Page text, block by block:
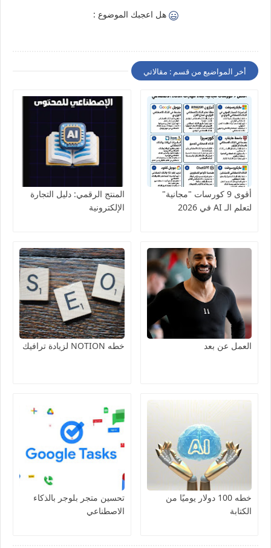
هل اعجبك الموضوع :
أخر المواضيع من قسم : مقالاتي
أقوى 9 كورسات "مجانية"
لتعلم الـ AI في 2026
المنتج الرقمي: دليل التجارة
الإلكترونية
العمل عن بعد خطه NOTION لزيادة ترافيك
خطه 100 دولار يوميًا من
الكتابة
تحسين متجر بلوجر بالذكاء
الاصطناعي